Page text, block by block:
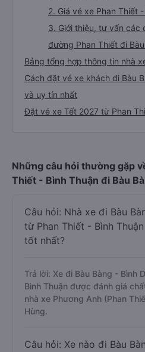
2. Giá vé xe Phan Thiết
3. Giới thiệu, tư vấn các
đường Phan Thiết đi
Bảng tổng hợp thông tin nhà
Cách đặt vé xe khách đi Bàu
và uy tín nhất
Đặt vé xe Tết 2027 từ Phan
Những câu hỏi thường gặp
Thiết - Bình Thuận đi Bàu
Câu hỏi: Nhà xe đi Bàu
từ Phan Thiết - Bình
tốt nhất?
Trả lời: Xe đi Bàu Bàng - Bình
Bình Thuận được đánh giá
nhà xe Phương Anh (Phan
Hùng.
Câu hỏi: Xe nào đi Bàu